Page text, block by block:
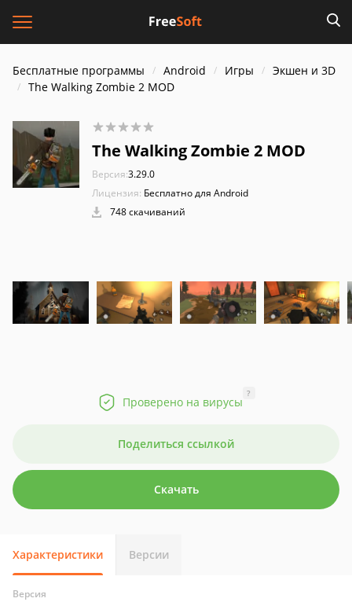
Бесплатные программы Android Игры
Экшен и 3D
The Walking Zombie 2 MOD
The Walking Zombie 2 MOD
Версия:3.29.0
Лицензия: Бесплатно для Android
748 скачиваний
Проверено на вирусы
?
Поделиться ссылкой
Скачать
Характеристики Версии
Версия